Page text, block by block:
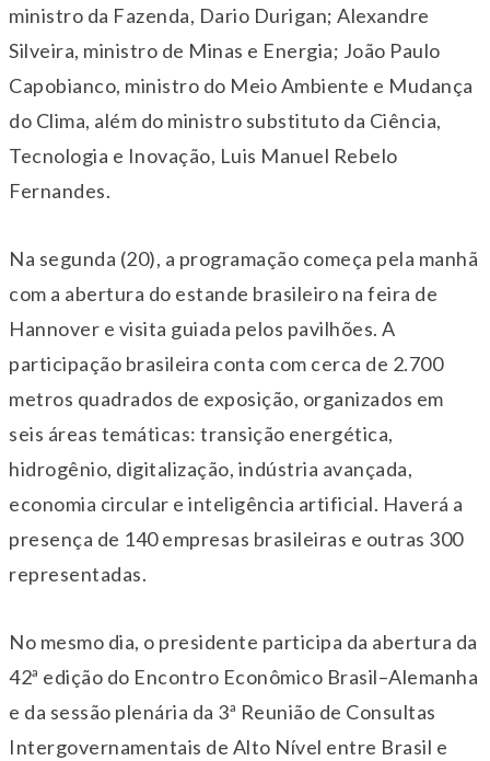
ministro da Fazenda, Dario Durigan; Alexandre
Silveira, ministro de Minas e Energia; João Paulo
Capobianco, ministro do Meio Ambiente e Mudança
do Clima, além do ministro substituto da Ciência,
Tecnologia e Inovação, Luis Manuel Rebelo
Fernandes.
Na segunda (20), a programação começa pela manhã
com a abertura do estande brasileiro na feira de
Hannover e visita guiada pelos pavilhões. A
participação brasileira conta com cerca de 2.700
metros quadrados de exposição, organizados em
seis áreas temáticas: transição energética,
hidrogênio, digitalização, indústria avançada,
economia circular e inteligência artificial. Haverá a
presença de 140 empresas brasileiras e outras 300
representadas.
No mesmo dia, o presidente participa da abertura da
42ª edição do Encontro Econômico Brasil–Alemanha
e da sessão plenária da 3ª Reunião de Consultas
Intergovernamentais de Alto Nível entre Brasil e